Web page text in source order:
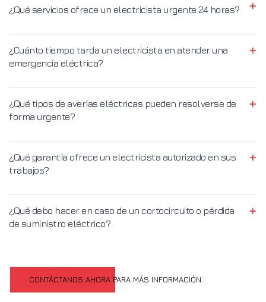
¿Qué servicios ofrece un electricista urgente 24 horas?
¿Cuánto tiempo tarda un electricista en atender una
emergencia eléctrica?
¿Qué tipos de averías eléctricas pueden resolverse de
forma urgente?
¿Qué garantía ofrece un electricista autorizado en sus
trabajos?
¿Qué debo hacer en caso de un cortocircuito o pérdida
de suministro eléctrico?
CONTÁCTANOS AHORA PARA MÁS INFORMACIÓN